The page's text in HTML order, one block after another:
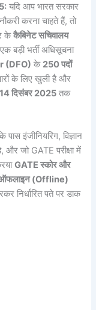
यदि आप भारत सरकार
करना चाहते हैं, तो
केकैबिनेट सचिवालय
बड़ी भर्ती अधिसूचना
(DFO) के 250 पदों
के लिए खुली है और
14 दिसंबर 2025 तक
इंजीनियरिंग, विज्ञान
और जो GATE परीक्षा में
GATE स्कोर और
(Offline)
निर्धारित पते पर डाक